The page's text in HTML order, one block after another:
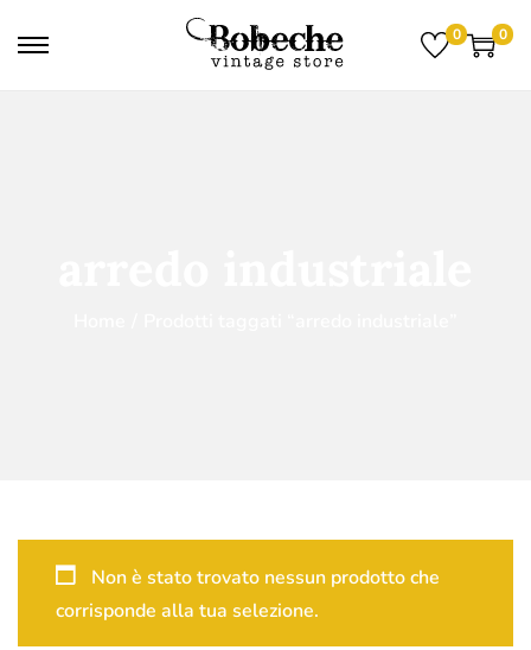
0 0
Non è stato trovato nessun prodotto che
corrisponde alla tua selezione.